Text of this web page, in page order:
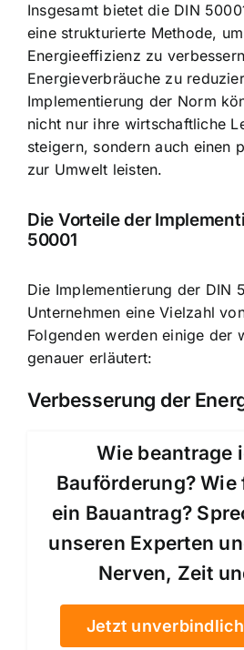
Insgesamt bietet die DIN
eine strukturierte Methode,
Energieeffizienz zu
Energieverbräuche zu
Implementierung der Norm
nicht nur ihre wirtschaftliche
steigern, sondern auch einen
zur Umwelt leisten.
Die Vorteile der
50001
Die Implementierung der DIN
Unternehmen eine Vielzahl
Folgenden werden einige der
genauer erläutert:
Verbesserung der
Wie beantrage
Bauförderung?
ein Bauantrag?
unseren Experten
Nerven, Zeit
Jetzt